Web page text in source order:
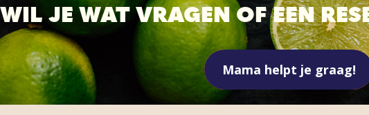
WIL JE WAT VRAGEN OF EEN
Mama helpt je graag!